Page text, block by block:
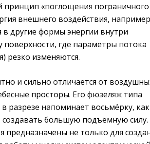
принцип «поглощения пограничного
внешнего воздействия,
в другие формы энергии внутри
поверхности, где параметры потока
резко изменяются.
и сильно отличается от
просторы. Его фюзеляж типа
разрезе напоминает восьмёрку, как
большую подъёмную силу.
предназначены не только для